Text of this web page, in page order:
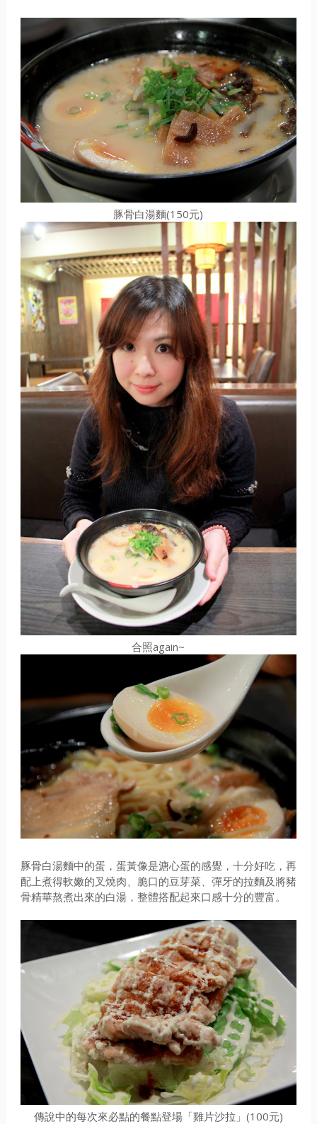
豚骨白湯麵(150元)
合照again~
豚骨白湯麵中的蛋，蛋黃像是溏心蛋的感覺，十分好吃，再
配上煮得軟嫩的叉燒肉、脆口的豆芽菜、彈牙的拉麵及將豬
骨精華熬煮出來的白湯，整體搭配起來口感十分的豐富。
傳說中的每次來必點的餐點登場「雞片沙拉」(100元)